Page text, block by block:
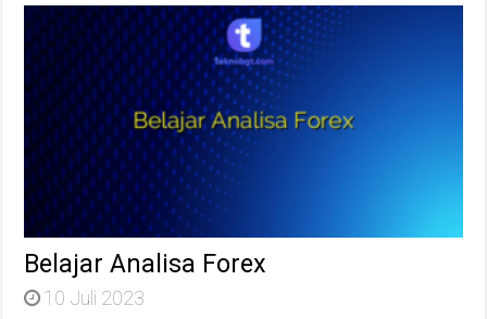
Belajar Analisa Forex
10 Juli 2023